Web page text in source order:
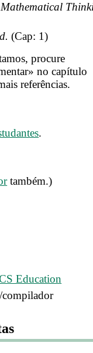
(Cap: 1)
procure
no capítulo
referências.
.
também.)
Education